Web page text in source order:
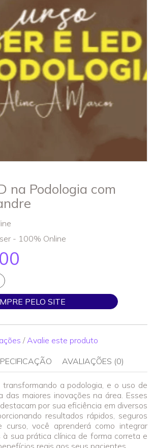
na Podologia com
- 100% Online
PELO SITE
/ Avalie este produto
AVALIAÇÕES (0)
a podologia, e o uso de
das maiores inovações na área. Esses
por sua eficiência em diversos
resultados rápidos, seguros
curso, você aprenderá como integrar
à sua prática clínica de forma correta e
reais aos seus pacientes.